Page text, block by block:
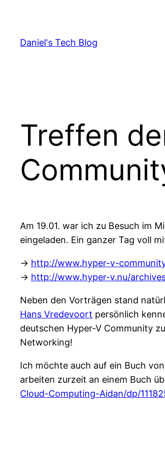
content
Daniel's Tech Blog
Treffen
Am 19.01. war ich zu Besuch im
eingeladen. Ein ganzer Tag voll
-> http://www.hyper-v-
-> http://www.hyper-v.nu/
Neben den Vorträgen stand
Hans Vredevoort persönlich
deutschen Hyper-V Community
Networking!
Ich möchte auch auf ein Buch
arbeiten zurzeit an einem Buch
Cloud-Computing-Aidan/dp/